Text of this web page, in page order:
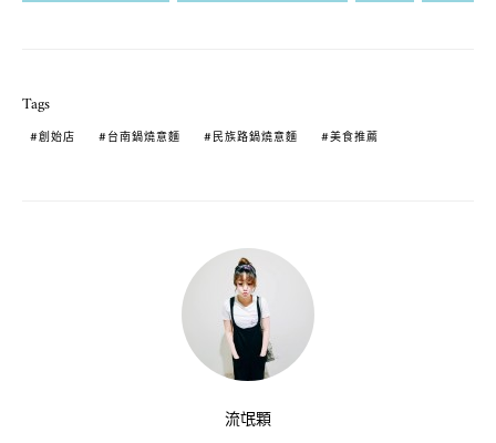
Tags
創始店 台南鍋燒意麵 民族路鍋燒意麵 美食推薦
流氓顆